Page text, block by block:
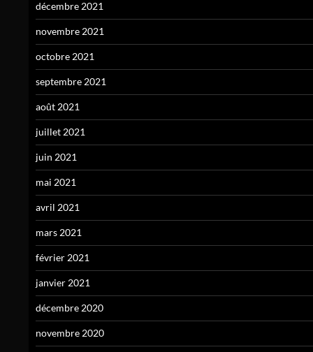
décembre 2021
novembre 2021
octobre 2021
septembre 2021
août 2021
juillet 2021
juin 2021
mai 2021
avril 2021
mars 2021
février 2021
janvier 2021
décembre 2020
novembre 2020